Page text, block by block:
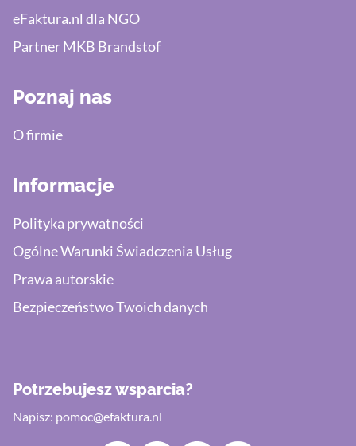
eFaktura.nl dla NGO
Partner MKB Brandstof
Poznaj nas
O firmie
Informacje
Polityka prywatności
Ogólne Warunki Świadczenia Usług
Prawa autorskie
Bezpieczeństwo Twoich danych
Potrzebujesz wsparcia?
Napisz: pomoc@efaktura.nl